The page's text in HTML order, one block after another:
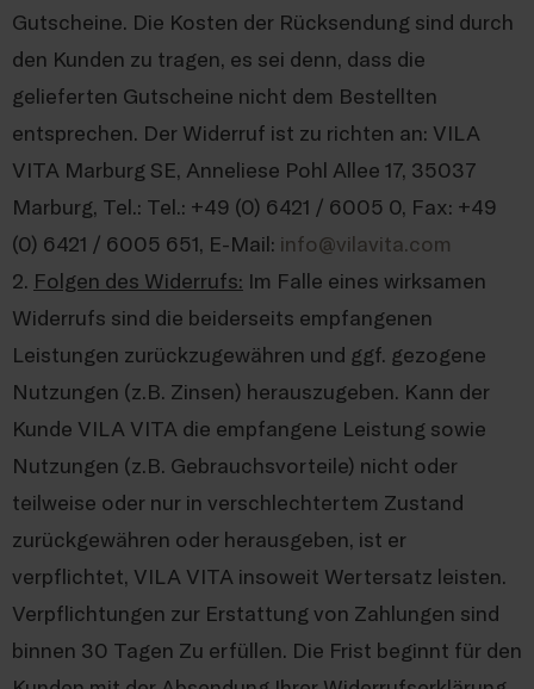
Gutscheine. Die Kosten der Rücksendung sind durch
den Kunden zu tragen, es sei denn, dass die
gelieferten Gutscheine nicht dem Bestellten
entsprechen. Der Widerruf ist zu richten an: VILA
VITA Marburg SE, Anneliese Pohl Allee 17, 35037
Marburg, Tel.: Tel.: +49 (0) 6421 / 6005 0, Fax: +49
(0) 6421 / 6005 651, E-Mail: info@vilavita.com
2. Folgen des Widerrufs: Im Falle eines wirksamen
Widerrufs sind die beiderseits empfangenen
Leistungen zurückzugewähren und ggf. gezogene
Nutzungen (z.B. Zinsen) herauszugeben. Kann der
Kunde VILA VITA die empfangene Leistung sowie
Nutzungen (z.B. Gebrauchsvorteile) nicht oder
teilweise oder nur in verschlechtertem Zustand
zurückgewähren oder herausgeben, ist er
verpflichtet, VILA VITA insoweit Wertersatz leisten.
Verpflichtungen zur Erstattung von Zahlungen sind
binnen 30 Tagen Zu erfüllen. Die Frist beginnt für den